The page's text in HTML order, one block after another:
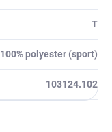
T
100% polyester (sport)
103124.102